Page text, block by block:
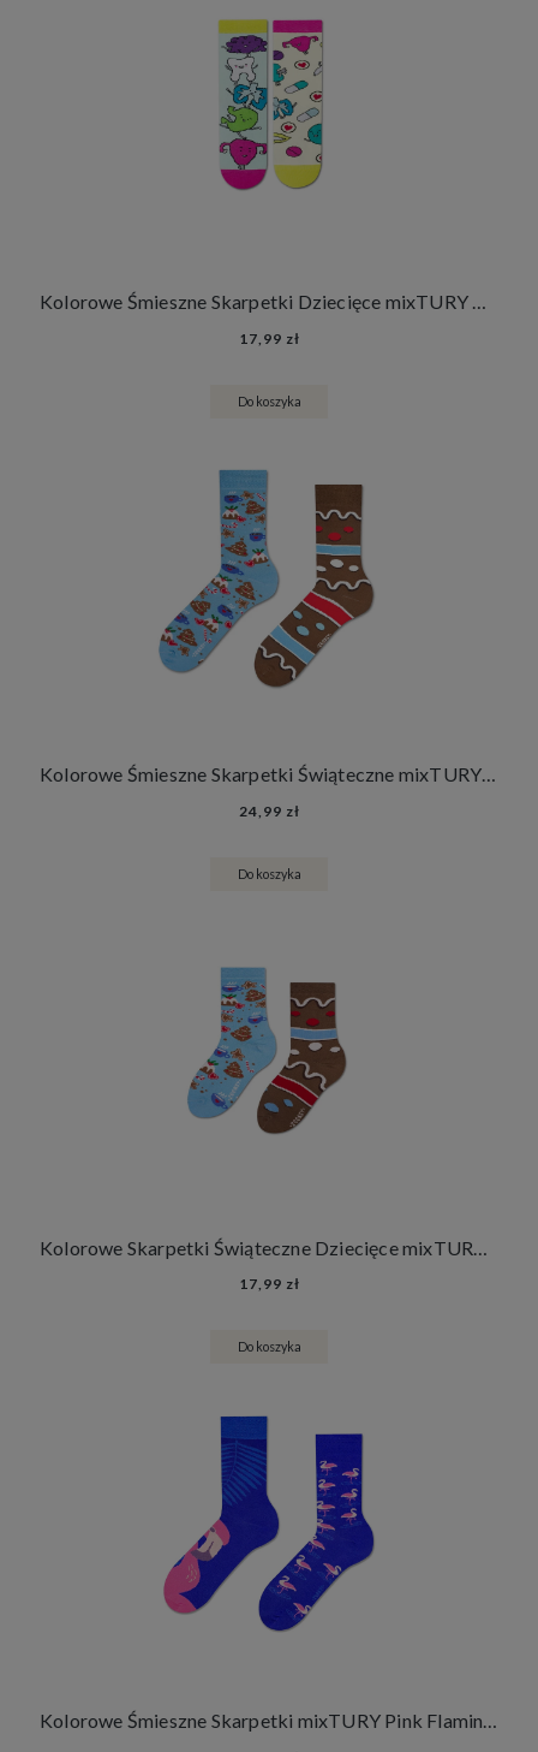
Kolorowe Śmieszne Skarpetki Dziecięce mixTURY Organsy Dla Dzieci Długie Serce Płuca Narządy Wewnętrzne
17,99 zł
Do koszyka
Kolorowe Śmieszne Skarpetki Świąteczne mixTURY Piernikowe Damskie Męskie Długie Prezent Pod Choinkę
24,99 zł
Do koszyka
17,99 zł
Do koszyka
Kolorowe Śmieszne Skarpetki mixTURY Pink Flamingo Damskie Męskie Długie Zwierzęta Flamingi